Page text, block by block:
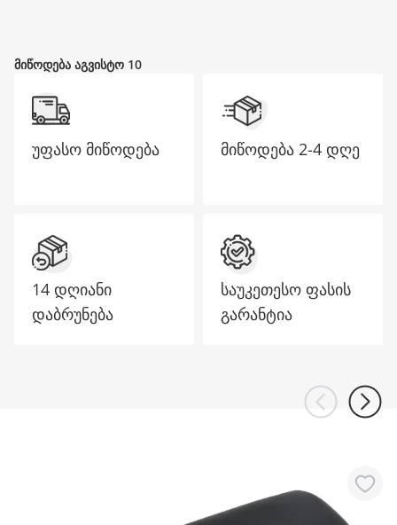
მიწოდება აგვისტო 10
მთავარი გვერდი
უფასო მიწოდება
14 დღიანი
დაბრუნება
მიწოდება 2-4 დღე
საუკეთესო ფასის
გარანტია